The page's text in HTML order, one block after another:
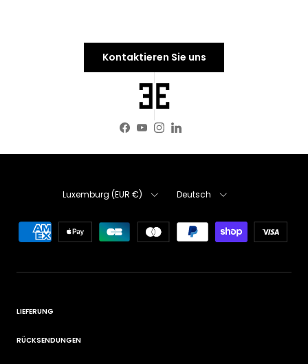
Kontaktieren Sie uns
Facebook
YouTube
Instagram
LinkedIn
Land/Region
Luxemburg (EUR €) Deutsch
LIEFERUNG
RÜCKSENDUNGEN